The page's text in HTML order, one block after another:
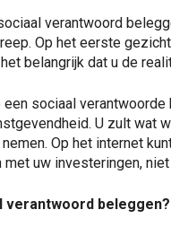
verantwoord
Op het eerste
belangrijk dat u de
sociaal
U zult wat
Op het internet
uw investeringen,
verantwoord beleggen?